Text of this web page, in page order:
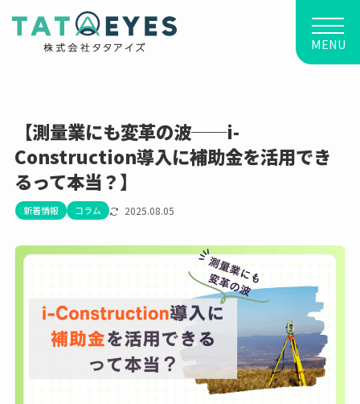
建設業に強い、経営改善のプロフェッショナル | 株式会社タタアイズ
MENU
【測量業にも変革の波──i-Construction導入に補助金を活用できるって本当？】
【測量業にも変革の波──i-
Construction導入に補助金を活用でき
るって本当？】
新着情報 コラム 2025.08.05